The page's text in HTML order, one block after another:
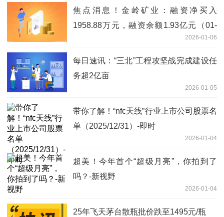
焦点消息！金岭矿业：融资净买入
1958.88万元，融资余额1.93亿元（01-
2026-01-06
每日速讯：“三北”工程攻坚战完成建设任
务超2亿亩
2026-01-05
带你了解！“nfc天线”行业上市公司股票名
单（2025/12/31）-即时
2026-01-04
超美！今年首个“超级月亮”，你拍到了
吗？-新视野
2026-01-04
25年飞天茅台散瓶批价跌至1495元/瓶